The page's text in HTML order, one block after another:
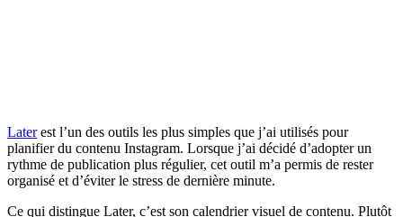
Laterest l’un des outils les plus simples que j’ai utilisés pour
planifier du contenu Instagram. Lorsque j’ai décidé d’adopter un
rythme de publication plus régulier, cet outil m’a permis de rester
organisé et d’éviter le stress de dernière minute.
Ce qui distingue Later, c’est son calendrier visuel de contenu. Plutôt